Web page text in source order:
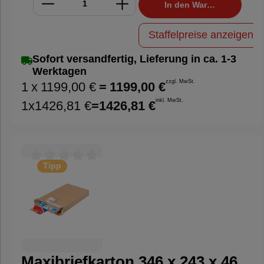
kostengünstiger und nachhaltiger gestalten
möchten. Mit dieser kompakten
Luftkissenmaschine produzieren Sie
Verpackungsmaterial direkt am Packplatz –
genau dann, wenn Sie es benötigen.
Sofort versandfertig, Lieferung in ca. 1-3
Werktagen
In den Warenkorb
Staffelpreise anzeigen
1 x 1199,00 € = 1199,00 €zzgl. MwSt.
1x1426,81 €=1426,81 €inkl. MwSt.
Tipp
Durchschnittliche Bewertung von 0 von 5 Sternen